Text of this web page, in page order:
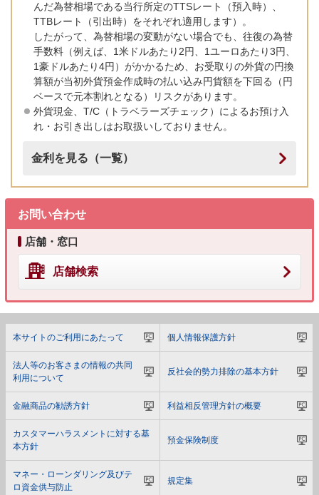
んだ為替相場である当行所定のTTSレート（預入時）、
TTBレート（引出時）をそれぞれ適用します）。
したがって、為替相場の変動がない場合でも、往復の為替
手数料（例えば、1米ドルあたり2円、1ユーロあたり3円、
1豪ドルあたり4円）がかかるため、お受取りの外貨の円換
算額が当初外貨預金作成時の払い込み円貨額を下回る（円
ベースで元本割れとなる）リスクがあります。
外貨現金、T/C（トラベラーズチェック）によるお預け入
れ・お引き出しはお取扱いしておりません。
金利を見る（一覧）
お問い合わせ
店舗・窓口
店舗検索
本サイトのご利用にあたって 個人情報保護方針
法人等のお客さまの情報の共同
利用について
反社会的勢力排除の基本方針
金融商品の勧誘方針 利益相反管理方針の概要
カスタマーハラスメントに対する基
本方針
預金保険制度
マネー・ローンダリング及びテ
ロ資金供与防止
規定集